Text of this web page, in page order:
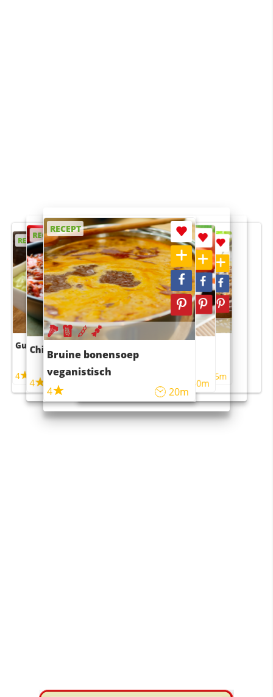
RECEPT
Guacamole
4
RECEPT
Chili con carne
4 45m
RECEPT
Bruine bonensoep
veganistisch
4
20m
RECEPT
Sushi rijstsalade
maaltijdsalade
40m
RECEPT
4 55m